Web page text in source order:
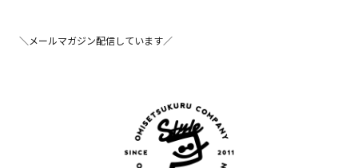
＼メールマガジン配信しています／